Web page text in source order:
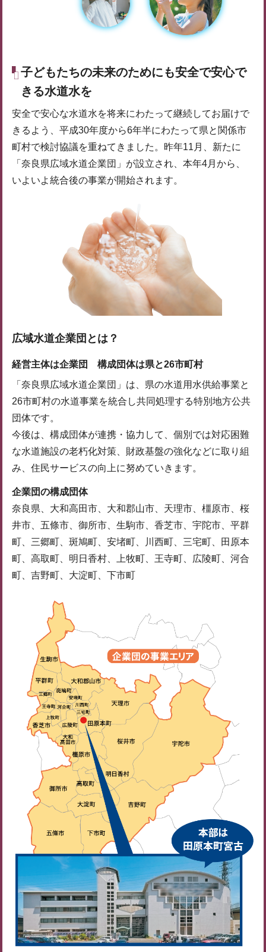
子どもたちの未来のためにも安全で安心で
きる水道水を
安全で安心な水道水を将来にわたって継続してお届けで
きるよう、平成30年度から6年半にわたって県と関係市
町村で検討協議を重ねてきました。昨年11月、新たに
「奈良県広域水道企業団」が設立され、本年4月から、
いよいよ統合後の事業が開始されます。
広域水道企業団とは？
経営主体は企業団 構成団体は県と26市町村
「奈良県広域水道企業団」は、県の水道用水供給事業と
26市町村の水道事業を統合し共同処理する特別地方公共
団体です。
今後は、構成団体が連携・協力して、個別では対応困難
な水道施設の老朽化対策、財政基盤の強化などに取り組
み、住民サービスの向上に努めていきます。
企業団の構成団体
奈良県、大和高田市、大和郡山市、天理市、橿原市、桜
井市、五條市、御所市、生駒市、香芝市、宇陀市、平群
町、三郷町、斑鳩町、安堵町、川西町、三宅町、田原本
町、高取町、明日香村、上牧町、王寺町、広陵町、河合
町、吉野町、大淀町、下市町